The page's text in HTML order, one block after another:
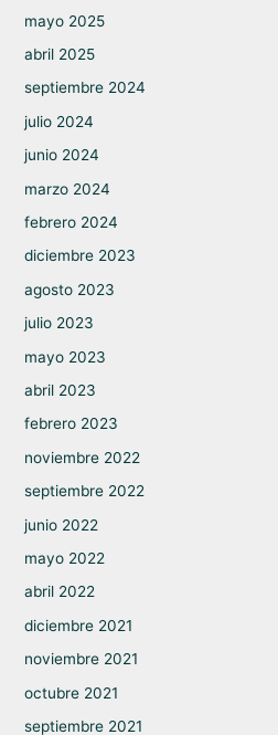
mayo 2025
abril 2025
septiembre 2024
julio 2024
junio 2024
marzo 2024
febrero 2024
diciembre 2023
agosto 2023
julio 2023
mayo 2023
abril 2023
febrero 2023
noviembre 2022
septiembre 2022
junio 2022
mayo 2022
abril 2022
diciembre 2021
noviembre 2021
octubre 2021
septiembre 2021